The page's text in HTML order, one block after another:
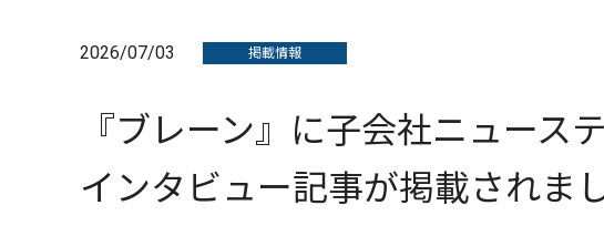
2026/07/03 掲載情報
『ブレーン』に子会社ニュース
インタビュー記事が掲載されま